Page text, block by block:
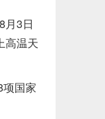
月3日
高温天
国家